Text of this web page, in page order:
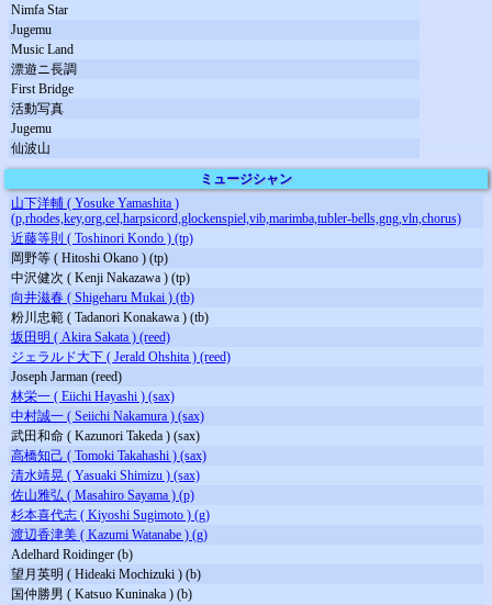
Nimfa Star
Jugemu
Music Land
漂遊ニ長調
First Bridge
活動写真
Jugemu
仙波山
ミュージシャン
山下洋輔 ( Yosuke Yamashita )
(p,rhodes,key,org,cel,harpsicord,glockenspiel,vib,marimba,tubler-bells,gng,vln,chorus)
近藤等則 ( Toshinori Kondo ) (tp)
岡野等 ( Hitoshi Okano ) (tp)
中沢健次 ( Kenji Nakazawa ) (tp)
向井滋春 ( Shigeharu Mukai ) (tb)
粉川忠範 ( Tadanori Konakawa ) (tb)
坂田明 ( Akira Sakata ) (reed)
ジェラルド大下 ( Jerald Ohshita ) (reed)
Joseph Jarman (reed)
林栄一 ( Eiichi Hayashi ) (sax)
中村誠一 ( Seiichi Nakamura ) (sax)
武田和命 ( Kazunori Takeda ) (sax)
高橋知己 ( Tomoki Takahashi ) (sax)
清水靖晃 ( Yasuaki Shimizu ) (sax)
佐山雅弘 ( Masahiro Sayama ) (p)
杉本喜代志 ( Kiyoshi Sugimoto ) (g)
渡辺香津美 ( Kazumi Watanabe ) (g)
Adelhard Roidinger (b)
望月英明 ( Hideaki Mochizuki ) (b)
国仲勝男 ( Katsuo Kuninaka ) (b)